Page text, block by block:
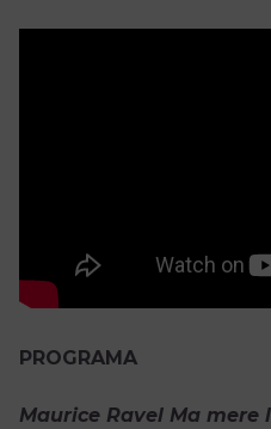
PROGRAMA
Maurice Ravel Ma mere